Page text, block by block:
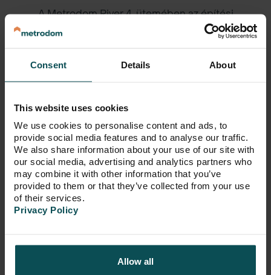
Consent Details About
This website uses cookies
We use cookies to personalise content and ads, to
provide social media features and to analyse our traffic.
We also share information about your use of our site with
our social media, advertising and analytics partners who
may combine it with other information that you’ve
provided to them or that they’ve collected from your use
of their services.
Privacy Policy
Allow all
A Metrodom River 4. ütemében az építési
munkálatok előrehaladott fázisban járnak, ezzel
párhuzamosan pedig megnyílt a lehetőség az
konkrét lakások iránt érdeklődnek.